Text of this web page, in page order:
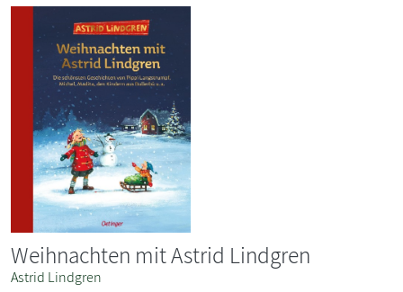
Weihnachten mit Astrid Lindgren
Astrid Lindgren